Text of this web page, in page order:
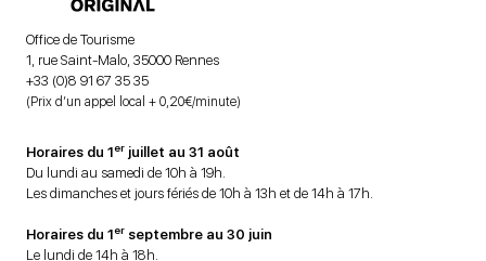
Office de Tourisme
1, rue Saint-Malo, 35000 Rennes
+33 (0)8 91 67 35 35
(Prix d’un appel local + 0,20€/minute)
Horaires du 1er juillet au 31 août
Du lundi au samedi de 10h à 19h.
Les dimanches et jours fériés de 10h à 13h et de 14h à 17h.
Horaires du 1er septembre au 30 juin
Le lundi de 14h à 18h.